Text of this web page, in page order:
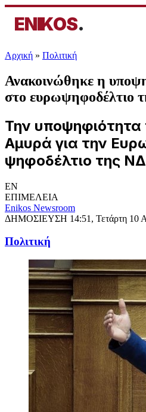
ENIKOS.
Αρχική » Πολιτική
Ανακοινώθηκε η
στο ευρωψηφοδέλτιο
Την υποψηφιότητα
Αμυρά για την
ψηφοδέλτιο της
EN
ΕΠΙΜΕΛΕΙΑ
Enikos Newsroom
ΔΗΜΟΣΙΕΥΣΗ 14:51, Τετάρτη 10
Πολιτική